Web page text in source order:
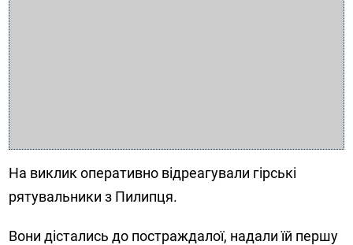
На виклик оперативно відреагували гірські
рятувальники з Пилипця.
Вони дістались до постраждалої, надали їй першу